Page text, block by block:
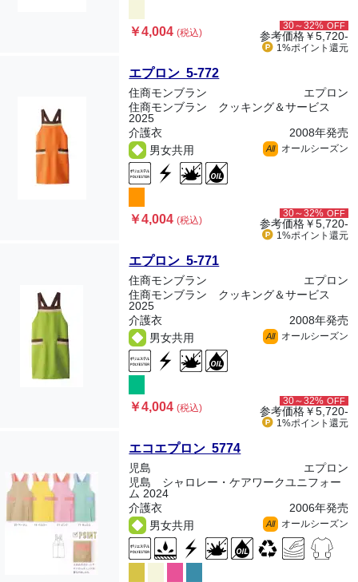
￥4,004(税込)
30～32% OFF
参考価格￥5,720-
1%ポイント 還元
エプロン 5-772
住商モンブラン
エプロン
住商モンブラン クッキング＆サービス
2025
介護衣
2008年発売
男女共用
All オールシーズン
￥4,004(税込)
30～32% OFF
参考価格￥5,720-
1%ポイント 還元
エプロン 5-771
住商モンブラン
エプロン
住商モンブラン クッキング＆サービス
2025
介護衣
2008年発売
男女共用
All オールシーズン
￥4,004(税込)
30～32% OFF
参考価格￥5,720-
1%ポイント 還元
エコエプロン 5774
児島
エプロン
児島 シャロレー・ケアワークユニフォー
ム 2024
介護衣
2006年発売
男女共用
All オールシーズン